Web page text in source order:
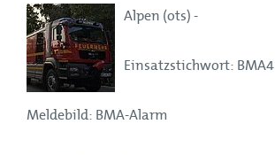
Alpen (ots) -
Einsatzstichwort: BMA4
Meldebild: BMA-Alarm